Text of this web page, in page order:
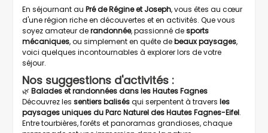
En séjournant au Pré de Régine et Joseph, vous êtes au cœur
d'une région riche en découvertes et en activités. Que vous
soyez amateur derandonnée, passionné desports
mécaniques, ou simplement en quête debeaux paysages,
voici quelques incontournables à explorer lors de votre
séjour.
Nos suggestions d'activités :
🌿Balades et randonnées dans les Hautes Fagnes
Découvrez les sentiers balisésqui serpentent à travers les
paysages uniques du Parc Naturel des Hautes Fagnes-Eifel.
Entre tourbières, forêts et panoramas grandioses, chaque